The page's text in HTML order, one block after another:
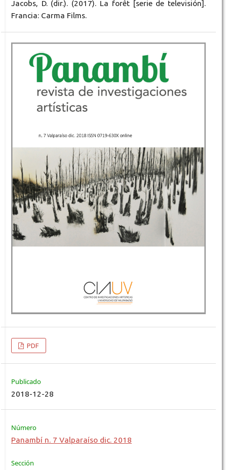
Jacobs, D. (dir.). (2017). La forêt [serie de televisión].
Francia: Carma Films.
PDF
Publicado
2018-12-28
Número
Panambí n. 7 Valparaíso dic. 2018
Sección